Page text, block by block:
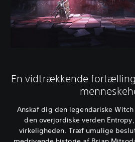
En vidtrækkende
Anskaf dig den legendariske
den overjordiske verden
virkeligheden. Træf umulige